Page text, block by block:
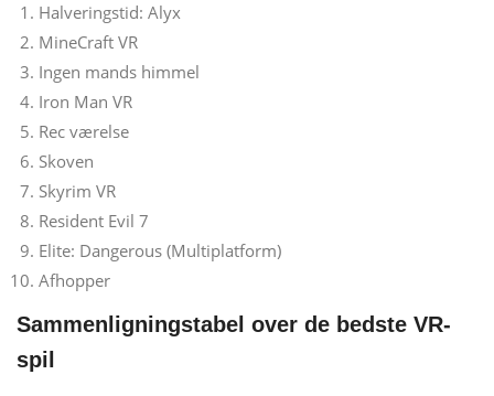
Halveringstid: Alyx
MineCraft VR
Ingen mands himmel
Iron Man VR
Rec værelse
Skoven
Skyrim VR
Resident Evil 7
Elite: Dangerous (Multiplatform)
Afhopper
Sammenligningstabel over de bedste VR-
spil